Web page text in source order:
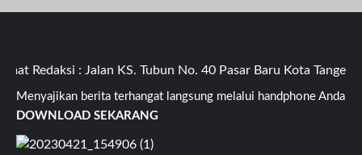
Redaksi : Jalan KS. Tubun No. 40 Pasar Baru Kota
Menyajikan berita terhangat langsung melalui handphone Anda
DOWNLOAD SEKARANG